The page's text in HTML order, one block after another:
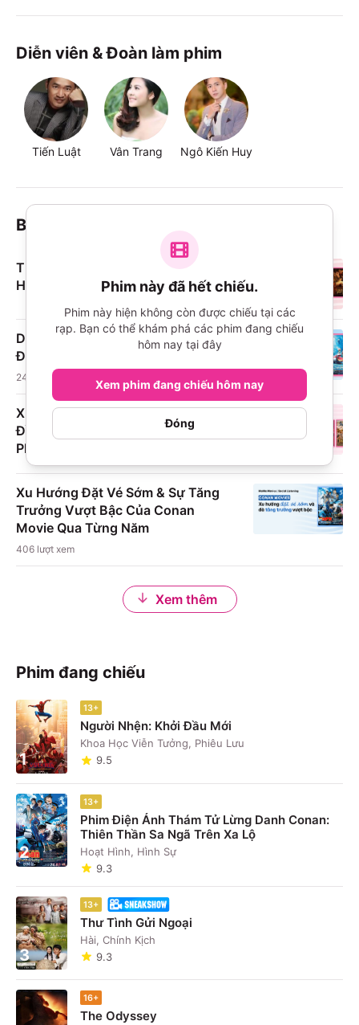
Diễn viên & Đoàn làm phim
Tiến Luật Vân Trang Ngô Kiến Huy
Blog phim
Thị Trường Phim Chiếu Rạp
H1/2026
Doraemon: Từ "Ký Ức Tuổi Thơ"
Đến "Cỗ Máy Phòng Vé" Đa Thế Hệ
248 lượt xem
Xu Hướng Của Phim Trên TikTok và
Đề Xuất Content Viral Cho Phim
Phát Hành Dịp Lễ
Xu Hướng Đặt Vé Sớm & Sự Tăng
Trưởng Vượt Bậc Của Conan
Movie Qua Từng Năm
406 lượt xem
Xem thêm
Phim đang chiếu
1
13+
Người Nhện: Khởi Đầu Mới
Khoa Học Viễn Tưởng, Phiêu Lưu
9.5
2
13+
Phim Điện Ảnh Thám Tử Lừng Danh Conan:
Thiên Thần Sa Ngã Trên Xa Lộ
Hoạt Hình, Hình Sự
9.3
3
13+
Thư Tình Gửi Ngoại
Hài, Chính Kịch
9.3
16+
The Odyssey
Phim này đã hết chiếu.
Phim này hiện không còn được chiếu tại các
rạp. Bạn có thể khám phá các phim đang chiếu
hôm nay tại đây
Xem phim đang chiếu hôm nay
Đóng